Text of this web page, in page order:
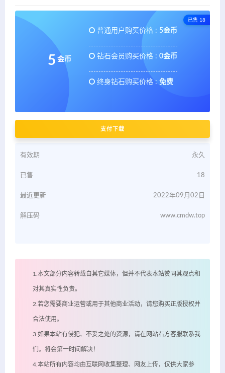
已售 18
5 金币
普通用户购买价格 : 5金币
钻石会员购买价格 : 0金币
终身钻石购买价格 : 免费
支付下载
有效期 永久
已售 18
最近更新 2022年09月02日
解压码 www.cmdw.top
1.本文部分内容转载自其它媒体，但并不代表本站赞同其观点和
对其真实性负责。
2.若您需要商业运营或用于其他商业活动，请您购买正版授权并
合法使用。
3.如果本站有侵犯、不妥之处的资源，请在网站右方客服联系我
们。将会第一时间解决！
4.本站所有内容均由互联网收集整理、网友上传，仅供大家参